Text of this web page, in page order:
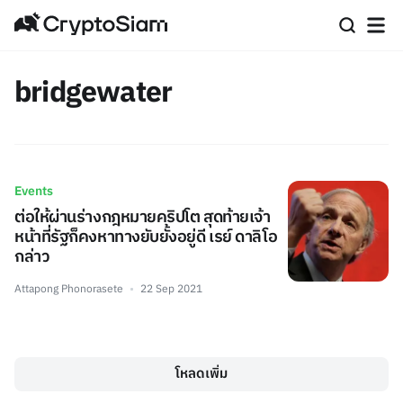
bridgewater
Events
ต่อให้ผ่านร่างกฎหมายคริปโต สุดท้ายเจ้า
หน้าที่รัฐก็คงหาทางยับยั้งอยู่ดี เรย์ ดาลิโอ
กล่าว
Attapong Phonorasete 22 Sep 2021
โหลดเพิ่ม